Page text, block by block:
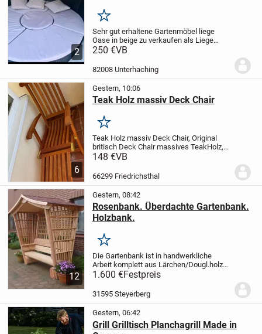
2
Merken
Sehr gut erhaltene Gartenmöbel liege
Oase in beige zu verkaufen als Liege
Fläche nutzbar oder Sitz Gruppe ingesamt
250 €VB
82008 Unterhaching
6
Gestern, 10:06
Teak Holz massiv Deck Chair
Merken
Teak Holz massiv Deck Chair, Original
britisch Deck Chair massives TeakHolz,
mit Messingguss Beschlägen, Neigung
und klappbar, durch das Gewicht nur
148 €VB
66299 Friedrichsthal
12
Gestern, 08:42
Rosenbank. Überdachte Gartenbank.
Holzbank.
Merken
Die Gartenbank ist in handwerkliche
Arbeit komplett aus Lärchen/Dougl.holz
gefertigt.Maße:Lang. ca. 2.10m x Breit.
ca. 0.80m x Hoch. ca. 2.30m
0.45m x Sitztiefe. 0.45m.
1.600 €Festpreis
31595 Steyerberg
Gestern, 06:42
Grill Grilltisch Planchagrill Made in